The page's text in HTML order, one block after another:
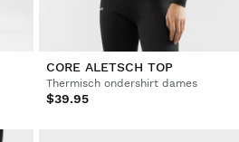
CORE ALETSCH TOP
Thermisch ondershirt dames
$39.95